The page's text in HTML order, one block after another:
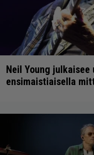
Neil Young julkaisee
ensimaistiaisella